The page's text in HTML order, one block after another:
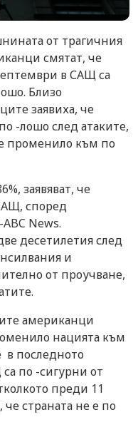
от трагичния
смятат, че
в САЩ са
Близо
заявиха, че
-лошо след атаките,
е променило към по
заявяват, че
според
News.
десетилетия след
и
от проучване,
американци
нацията към
в последното
по -сигурни от
преди 11
че страната не е по